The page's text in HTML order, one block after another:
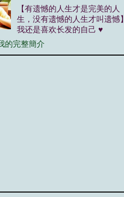
【有遗憾的人生才是完美的人
生，没有遗憾的人生才叫遗憾】
我还是喜欢长发的自己 ♥
的完整簡介